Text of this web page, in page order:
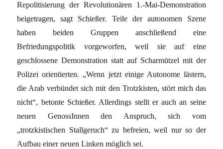
Repolitisierung der Revolutionären 1.-Mai-Demonstration
beigetragen, sagt Schießer. Teile der autonomen Szene
haben beiden Gruppen anschließend eine
Befriedungspolitik vorgeworfen, weil sie auf eine
geschlossene Demonstration statt auf Scharmützel mit der
Polizei orientierten. „Wenn jetzt einige Autonome lästern,
die Arab verbündet sich mit den Trotzkisten, stört mich das
nicht“, betonte Schießer. Allerdings stellt er auch an seine
neuen GenossInnen den Anspruch, sich vom
„trotzkistischen Stallgeruch“ zu befreien, weil nur so der
Aufbau einer neuen Linken möglich sei.